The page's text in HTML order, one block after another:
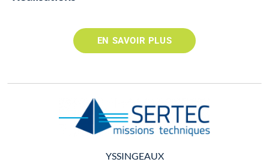
EN SAVOIR PLUS
YSSINGEAUX